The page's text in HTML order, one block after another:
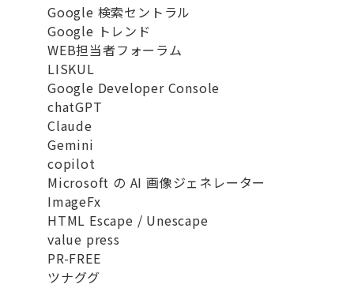
Google 検索セントラル
Google トレンド
WEB担当者フォーラム
LISKUL
Google Developer Console
chatGPT
Claude
Gemini
copilot
Microsoft の AI 画像ジェネレーター
ImageFx
HTML Escape / Unescape
value press
PR-FREE
ツナググ